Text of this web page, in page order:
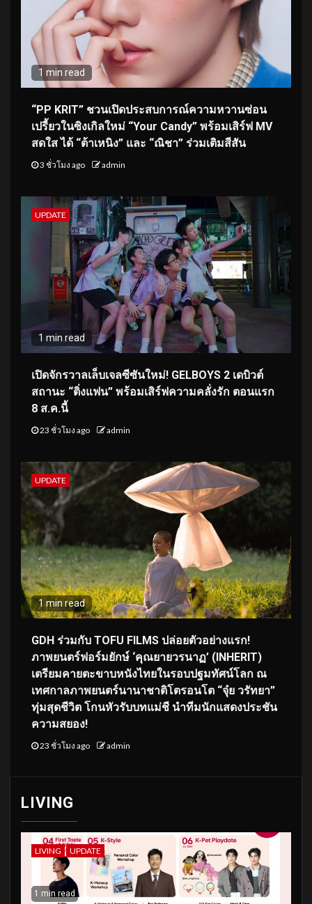
1 min read
“PP KRIT” ชวนเปิดประสบการณ์ความหวานซ่อน
เปรี้ยวในซิงเกิลใหม่ “Your Candy” พร้อมเสิร์ฟ MV
สดใส ได้ “ต้าเหนิง” และ “ณิชา” ร่วมเติมสีสัน
3 ชั่วโมง ago admin
UPDATE
1 min read
เปิดจักรวาลเล็บเจลซีซันใหม่! GELBOYS 2 เดบิวต์
สถานะ “ติ่งแฟน” พร้อมเสิร์ฟความคลั่งรัก ตอนแรก
8 ส.ค.นี้
23 ชั่วโมง ago admin
UPDATE
1 min read
GDH ร่วมกับ TOFU FILMS ปล่อยตัวอย่างแรก!
ภาพยนตร์ฟอร์มยักษ์ ‘คุณยายวรนาฏ’ (INHERIT)
เตรียมคายตะขาบหนังไทยในรอบปฐมทัศน์โลก ณ
เทศกาลภาพยนตร์นานาชาติโตรอนโต “จุ๋ย วรัทยา”
ทุ่มสุดชีวิต โกนหัวรับบทแม่ชี นำทีมนักแสดงประชัน
ความสยอง!
23 ชั่วโมง ago admin
LIVING
LIVING UPDATE
1 min read